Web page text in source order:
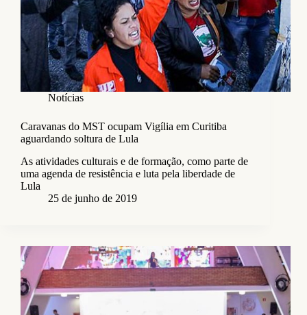
Notícias
Caravanas do MST ocupam Vigília em Curitiba
aguardando soltura de Lula
As atividades culturais e de formação, como parte de
uma agenda de resistência e luta pela liberdade de
Lula
25 de junho de 2019